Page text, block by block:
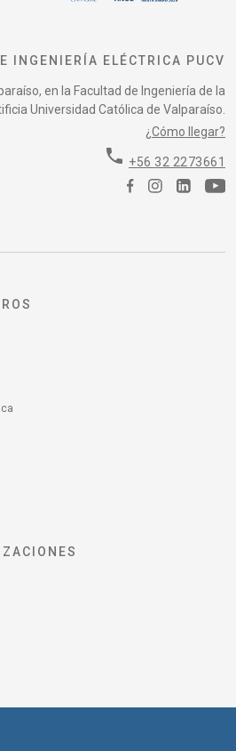
INGENIERÍA ELÉCTRICA PUCV
en la Facultad de Ingeniería de la
Universidad Católica de Valparaíso.
¿Cómo llegar?
phone +56 32 2273661